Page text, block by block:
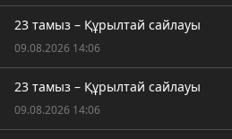
23 тамыз – Құрылтай сайлауы
09.08.2026 14:06
23 тамыз – Құрылтай сайлауы
09.08.2026 14:06